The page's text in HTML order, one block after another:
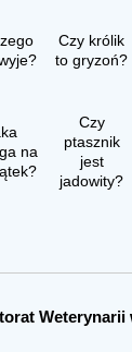
Czy królik
to gryzoń?
na
Czy
ptasznik
jest
jadowity?
Weterynarii